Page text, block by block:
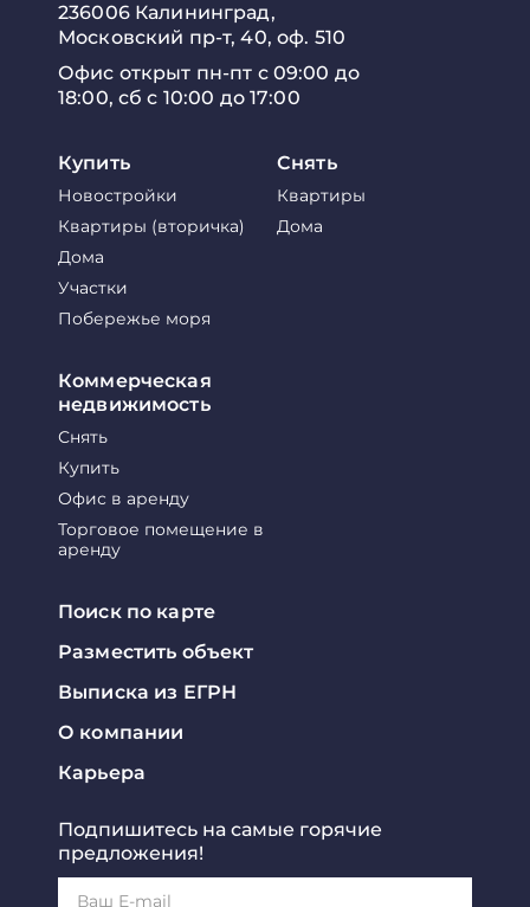
236006 Калининград,
Московский пр-т, 40, оф. 510
Офис открыт пн-пт с 09:00 до
18:00, сб с 10:00 до 17:00
Купить
Новостройки
Квартиры (вторичка)
Дома
Участки
Побережье моря
Снять
Квартиры
Дома
Коммерческая
недвижимость
Снять
Купить
Офис в аренду
Торговое помещение в
аренду
Поиск по карте
Разместить объект
Выписка из ЕГРН
О компании
Карьера
Подпишитесь на самые горячие
предложения!